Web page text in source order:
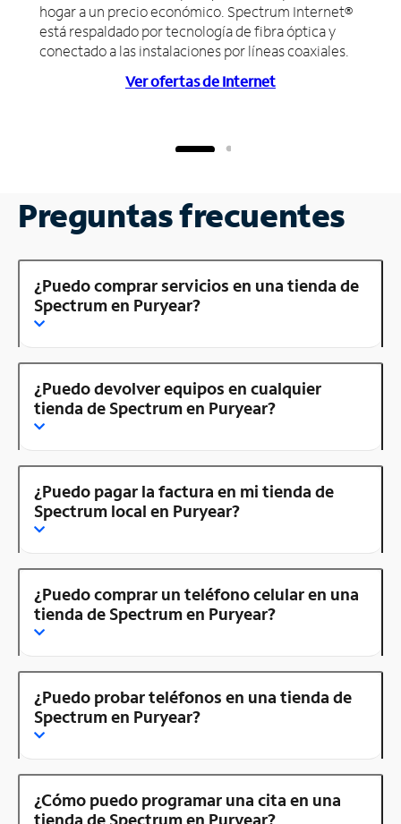
hogar a un precio económico. Spectrum Internet®
está respaldado por tecnología de fibra óptica y
conectado a las instalaciones por líneas coaxiales.
Ver ofertas de Internet
Preguntas frecuentes
¿Puedo comprar servicios en una tienda de
Spectrum en Puryear?
¿Puedo devolver equipos en cualquier
tienda de Spectrum en Puryear?
¿Puedo pagar la factura en mi tienda de
Spectrum local en Puryear?
¿Puedo comprar un teléfono celular en una
tienda de Spectrum en Puryear?
¿Puedo probar teléfonos en una tienda de
Spectrum en Puryear?
¿Cómo puedo programar una cita en una
tienda de Spectrum en Puryear?